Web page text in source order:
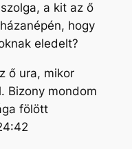
a kit az ő
hogy
eledelt?
ő ura, mikor
Bizony mondom
fölött